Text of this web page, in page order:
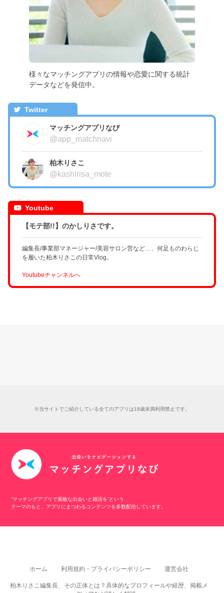
様々なマッチングアプリの情報や恋愛に関する統計
データなどを発信中。
Twitter
マッチングアプリなび
@app_matchnavi
柏木りさこ
@kashirisa_mote
Youtube
【モテ部!!】のかしりさです。
編集長/事業部マネージャー/美容サロン営など…、何足ものわらじ
を履いた柏木りさこの日常Vlog。
Youtubeチャンネルへ
※当サイトでご紹介している全てのアプリは18歳未満利用禁止です。
“マッチングアプリで素敵な出会いと婚活を”という
テーマのもと、アプリにまつわるコンテンツを多数配信しています。
ホーム 利用規約・プライバシーポリシー 運営会社
柏木りさこ編集長、その正体とは？具体的なプロフィールや経歴、掲載メ